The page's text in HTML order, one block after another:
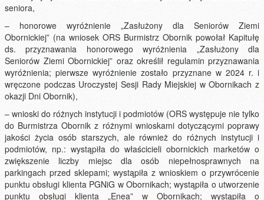
seniora,
– honorowe wyróżnienie „Zasłużony dla Seniorów Ziemi
Obornickiej” (na wniosek ORS Burmistrz Obornik powołał Kapitułę
ds. przyznawania honorowego wyróżnienia „Zasłużony dla
Seniorów Ziemi Obornickiej” oraz określił regulamin przyznawania
wyróżnienia; pierwsze wyróżnienie zostało przyznane w 2024 r. i
wręczone podczas Uroczystej Sesji Rady Miejskiej w Obornikach z
okazji Dni Obornik),
– wnioski do różnych instytucji i podmiotów (ORS występuje nie tylko
do Burmistrza Obornik z różnymi wnioskami dotyczącymi poprawy
jakości życia osób starszych, ale również do różnych instytucji i
podmiotów, np.: wystąpiła do właścicieli obornickich marketów o
zwiększenie liczby miejsc dla osób niepełnosprawnych na
parkingach przed sklepami; wystąpiła z wnioskiem o przywrócenie
punktu obsługi klienta PGNiG w Obornikach; wystąpiła o utworzenie
punktu obsługi klienta „Enea” w Obornikach; wystąpiła o